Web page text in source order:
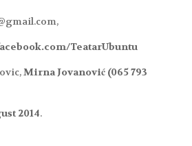
TeatarUbuntu
Mirna Jovanović (065 793
2014.